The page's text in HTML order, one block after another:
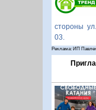
стороны
03.
Реклама: ИП